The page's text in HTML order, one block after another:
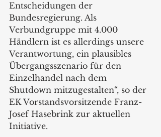
Entscheidungen der
Bundesregierung. Als
Verbundgruppe mit 4.000
Händlern ist es allerdings unsere
Verantwortung, ein plausibles
Übergangsszenario für den
Einzelhandel nach dem
Shutdown mitzugestalten“, so der
EK Vorstandsvorsitzende Franz-
Josef Hasebrink zur aktuellen
Initiative.